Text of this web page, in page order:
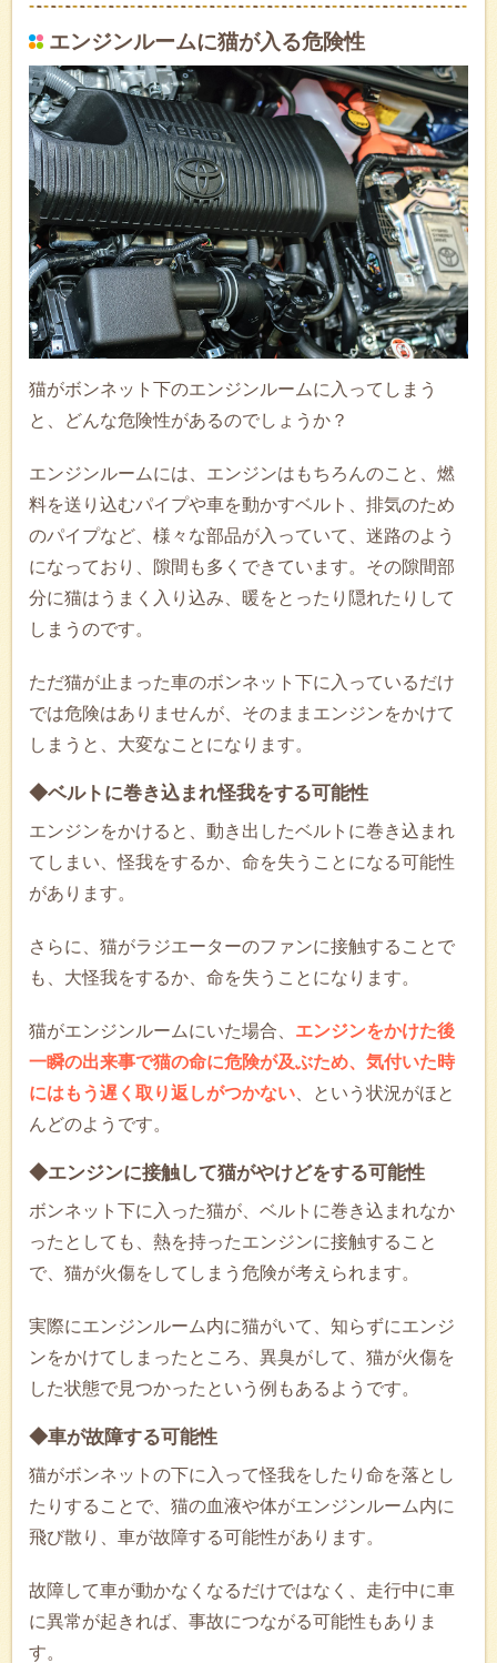
エンジンルームに猫が入る危険性
猫がボンネット下のエンジンルームに入ってしまう
と、どんな危険性があるのでしょうか？
エンジンルームには、エンジンはもちろんのこと、燃
料を送り込むパイプや車を動かすベルト、排気のため
のパイプなど、様々な部品が入っていて、迷路のよう
になっており、隙間も多くできています。その隙間部
分に猫はうまく入り込み、暖をとったり隠れたりして
しまうのです。
ただ猫が止まった車のボンネット下に入っているだけ
では危険はありませんが、そのままエンジンをかけて
しまうと、大変なことになります。
◆ベルトに巻き込まれ怪我をする可能性
エンジンをかけると、動き出したベルトに巻き込まれ
てしまい、怪我をするか、命を失うことになる可能性
があります。
さらに、猫がラジエーターのファンに接触することで
も、大怪我をするか、命を失うことになります。
猫がエンジンルームにいた場合、 エンジンをかけた後
一瞬の出来事で猫の命に危険が及ぶため、気付いた時
にはもう遅く取り返しがつかない 、という状況がほと
んどのようです。
◆エンジンに接触して猫がやけどをする可能性
ボンネット下に入った猫が、ベルトに巻き込まれなか
ったとしても、熱を持ったエンジンに接触すること
で、猫が火傷をしてしまう危険が考えられます。
実際にエンジンルーム内に猫がいて、知らずにエンジ
ンをかけてしまったところ、異臭がして、猫が火傷を
した状態で見つかったという例もあるようです。
◆車が故障する可能性
猫がボンネットの下に入って怪我をしたり命を落とし
たりすることで、猫の血液や体がエンジンルーム内に
飛び散り、車が故障する可能性があります。
故障して車が動かなくなるだけではなく、走行中に車
に異常が起きれば、事故につながる可能性もありま
す。